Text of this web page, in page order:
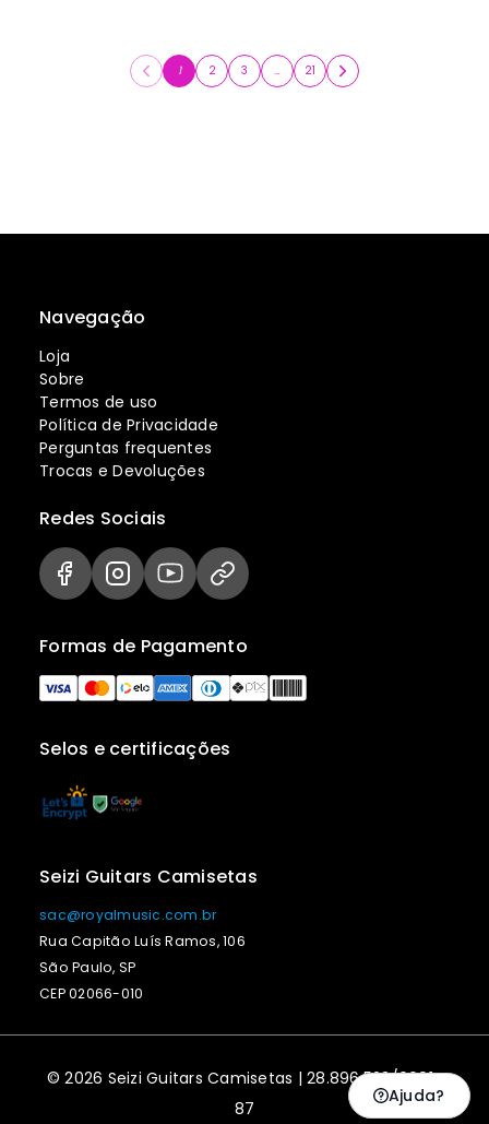
1 2 3 … 21
Navegação
Loja
Sobre
Termos de uso
Política de Privacidade
Perguntas frequentes
Trocas e Devoluções
Selos e certificações
Formas de Pagamento
Redes Sociais
Seizi Guitars Camisetas
sac@royalmusic.com.br
Rua Capitão Luís Ramos, 106
São Paulo, SP
CEP 02066-010
© 2026 Seizi Guitars Camisetas | 28.896.523/0001-
87
Ajuda?